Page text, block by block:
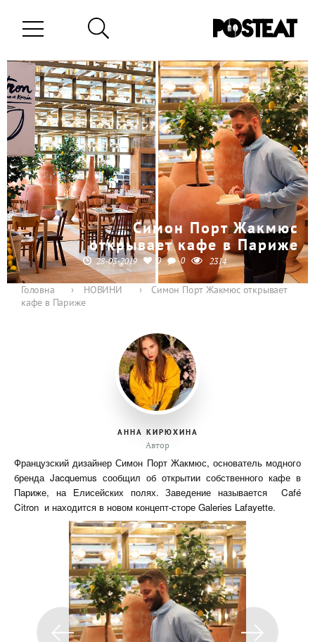
Симон Порт Жакмюс
открывает кафе в Париже
28-03-2019 0 0 2314
Головна › НОВИНИ ›
Симон Порт Жакмюс открывает
кафе в Париже
АННА КИРЮХИНА
Автор
Французский дизайнер Симон Порт Жакмюс, основатель модного
бренда Jacquemus сообщил об открытии собственного кафе в
Париже, на Елисейских полях. Заведение называется Café
Citron и находится в новом концепт-сторе Galeries Lafayette.